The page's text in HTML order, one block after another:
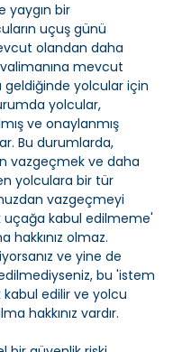
yaygın bir
uçuş günü
olandan daha
mevcut
geldiğinde yolcular için
yolcular,
ve onaylanmış
Bu durumlarda,
vazgeçmek ve daha
yolculara bir tür
vazgeçmeyi
uçağa kabul edilmeme'
olmaz.
ve yine de
bu 'istem
kabul edilir ve yolcu
hakkınız vardır.